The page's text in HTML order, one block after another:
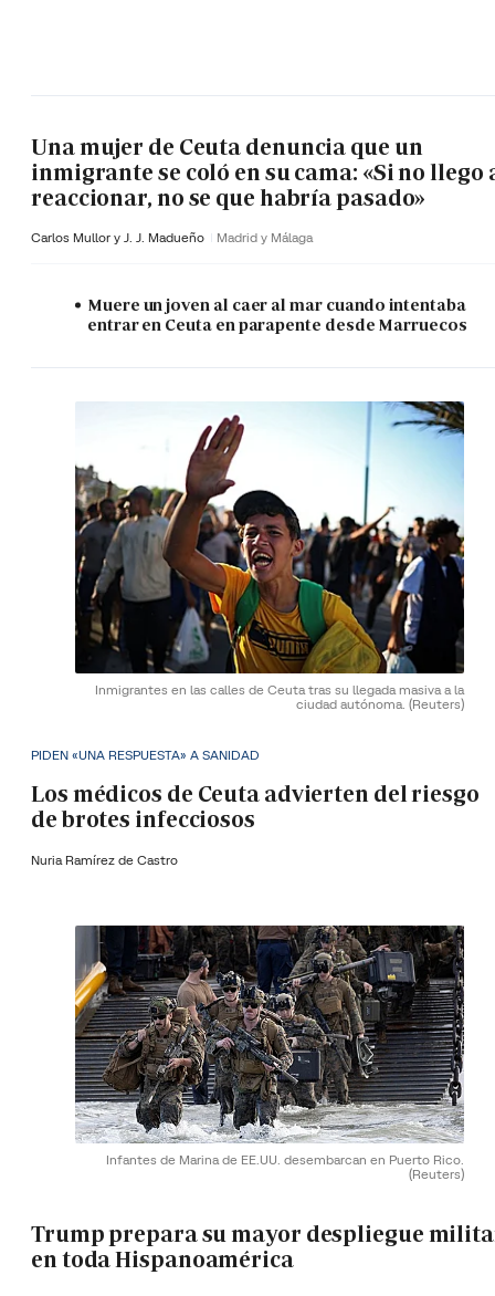
Una mujer de Ceuta denuncia que un
inmigrante se coló en su cama: «Si no llego
reaccionar, no se que habría pasado»
Carlos Mullor y J. J. Madueño Madrid y Málaga
Muere un joven al caer al mar cuando intentaba
entrar en Ceuta en parapente desde Marruecos
Inmigrantes en las calles de Ceuta tras su llegada masiva a la
ciudad autónoma. (Reuters)
PIDEN «UNA RESPUESTA» A SANIDAD
Los médicos de Ceuta advierten del riesgo
de brotes infecciosos
Nuria Ramírez de Castro
Infantes de Marina de EE.UU. desembarcan en Puerto Rico.
(Reuters)
Trump prepara su mayor despliegue
en toda Hispanoamérica